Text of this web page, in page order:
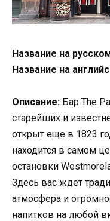
Название на
Название на
Описание: Бар The
старейших и
открыт еще в 1823
находится в самом
остановки
Здесь вас ждет
атмосфера и
напитков на любой